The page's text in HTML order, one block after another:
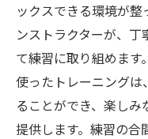
ックスできる環境が
ンストラクターが、
て練習に取り組めます
使ったトレーニング
ることができ、楽し
提供します。練習の合